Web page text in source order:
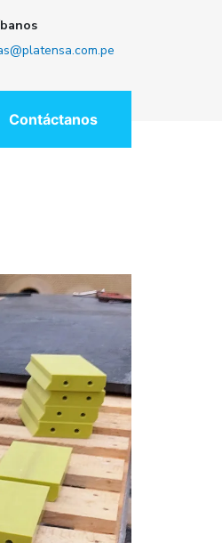
Contáctanos